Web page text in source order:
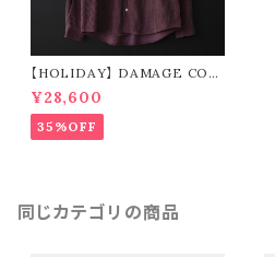
【HOLIDAY】 DAMAGE COR
DUROY BIG SHIRT JACKET
(brown)
¥28,600
35%OFF
同じカテゴリの商品